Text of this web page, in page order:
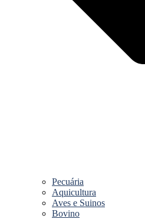
Pecuária
Aquicultura
Aves e Suinos
Bovino